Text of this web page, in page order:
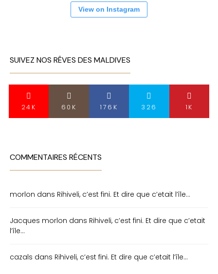
View on Instagram
SUIVEZ NOS RÊVES DES MALDIVES
24K 60K 176K 326 1K
COMMENTAIRES RÉCENTS
morlon dans Rihiveli, c’est fini. Et dire que c’etait l’île…
Jacques morlon dans Rihiveli, c’est fini. Et dire que c’etait
l’île…
cazals dans Rihiveli, c’est fini. Et dire que c’etait l’île…